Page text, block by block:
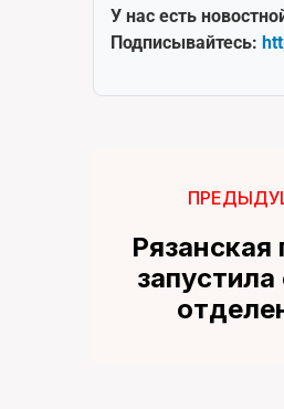
У нас есть
Подписывайтесь:
Рязанская